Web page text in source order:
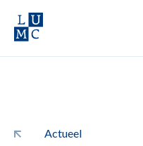
Actueel